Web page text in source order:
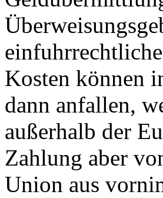
Kosten können
dann anfallen,
außerhalb der
Zahlung aber
Union aus